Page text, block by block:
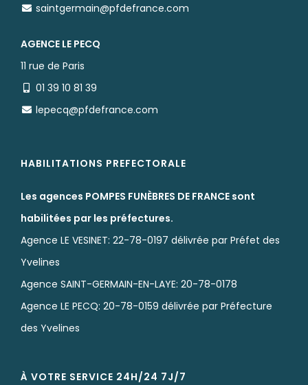
saintgermain@pfdefrance.com
AGENCE LE PECQ
11 rue de Paris
01 39 10 81 39
lepecq@pfdefrance.com
HABILITATIONS PREFECTORALE
Les agences POMPES FUNÈBRES DE FRANCE sont
habilitées par les préfectures.
Agence LE VESINET: 22-78-0197 délivrée par Préfet des
Yvelines
Agence SAINT-GERMAIN-EN-LAYE: 20-78-0178
Agence LE PECQ: 20-78-0159 délivrée par Préfecture
des Yvelines
À VOTRE SERVICE 24H/24 7J/7